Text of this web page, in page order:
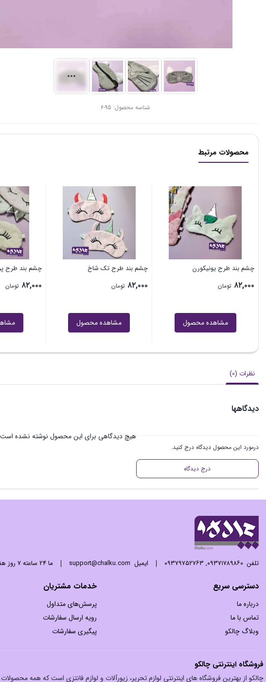
شناسه محصول: 95-6
محصولات مرتبط
چشم بند طرح یونیکورن
۸۲,۰۰۰ تومان
مشاهده محصول
چشم بند طرح تک شاخ
۸۲,۰۰۰ تومان
مشاهده محصول
چشم بند طرح
۸۲,۰۰۰ تومان
نظرات (0)
دیدگاهها
درمورد این محصول دیدگاه درج کنید.
درج دیدگاه
هیچ دیدگاهی برای این محصول نوشته نشده
تلفن ۰۹۳۷۱۷۸۹۸۶۰, ۰۹۳۷۹۷۵۲۷۶۳ ایمیل support@chalku.com ما 24 ساعته 7 روز هفته پاسخگوی شما هستیم.
دسترسی سریع
درباره ما
تماس با ما
وبلاگ چالکو
خدمات مشتریان
پرسش‌های متداول
رویه ارسال سفارشات
پیگیری سفارشات
فروشگاه اینترنتی چالکو
چالکو از بهترین فروشگاه های اینترنتی لوازم تحریر، زیورآلات و لوازم فانتزی است که همه